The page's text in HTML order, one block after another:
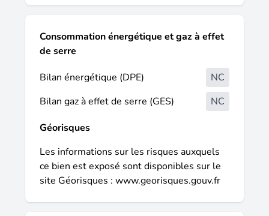
chaudière individuelle. Une cave no9
excellente opportunité pour une résidence
principale ou un investissement
luminosité, son calme et son potentiel
d'évolution en font un appartement rare sur
le marché grenoblois. Pour tout
renseignement complémentaire ou
organiser une visite, contactez : Émilie-
Rose Vigneri / Brun Négociatrice en
immobilier Nahmias Immobilier 06 38 32
95 15 emilieimmovictorhugo@gmail.com «
ce bien est exposé sont disponibles sur le
Consommation énergétique et gaz à effet
de serre
Bilan énergétique (DPE)
NC
Bilan gaz à effet de serre (GES)
NC
Géorisques
Les informations sur les risques auxquels
ce bien est exposé sont disponibles sur le
site Géorisques : www.georisques.gouv.fr